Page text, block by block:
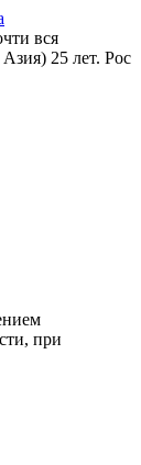
вся
25 лет. Рос
при